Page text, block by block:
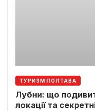
ТУРИЗМ ПОЛТАВА
Лубни: що
локації та